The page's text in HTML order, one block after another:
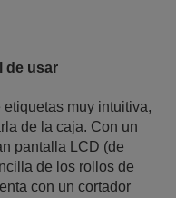
de usar
etiquetas muy intuitiva,
de la caja. Con un
pantalla LCD (de
de los rollos de
con un cortador